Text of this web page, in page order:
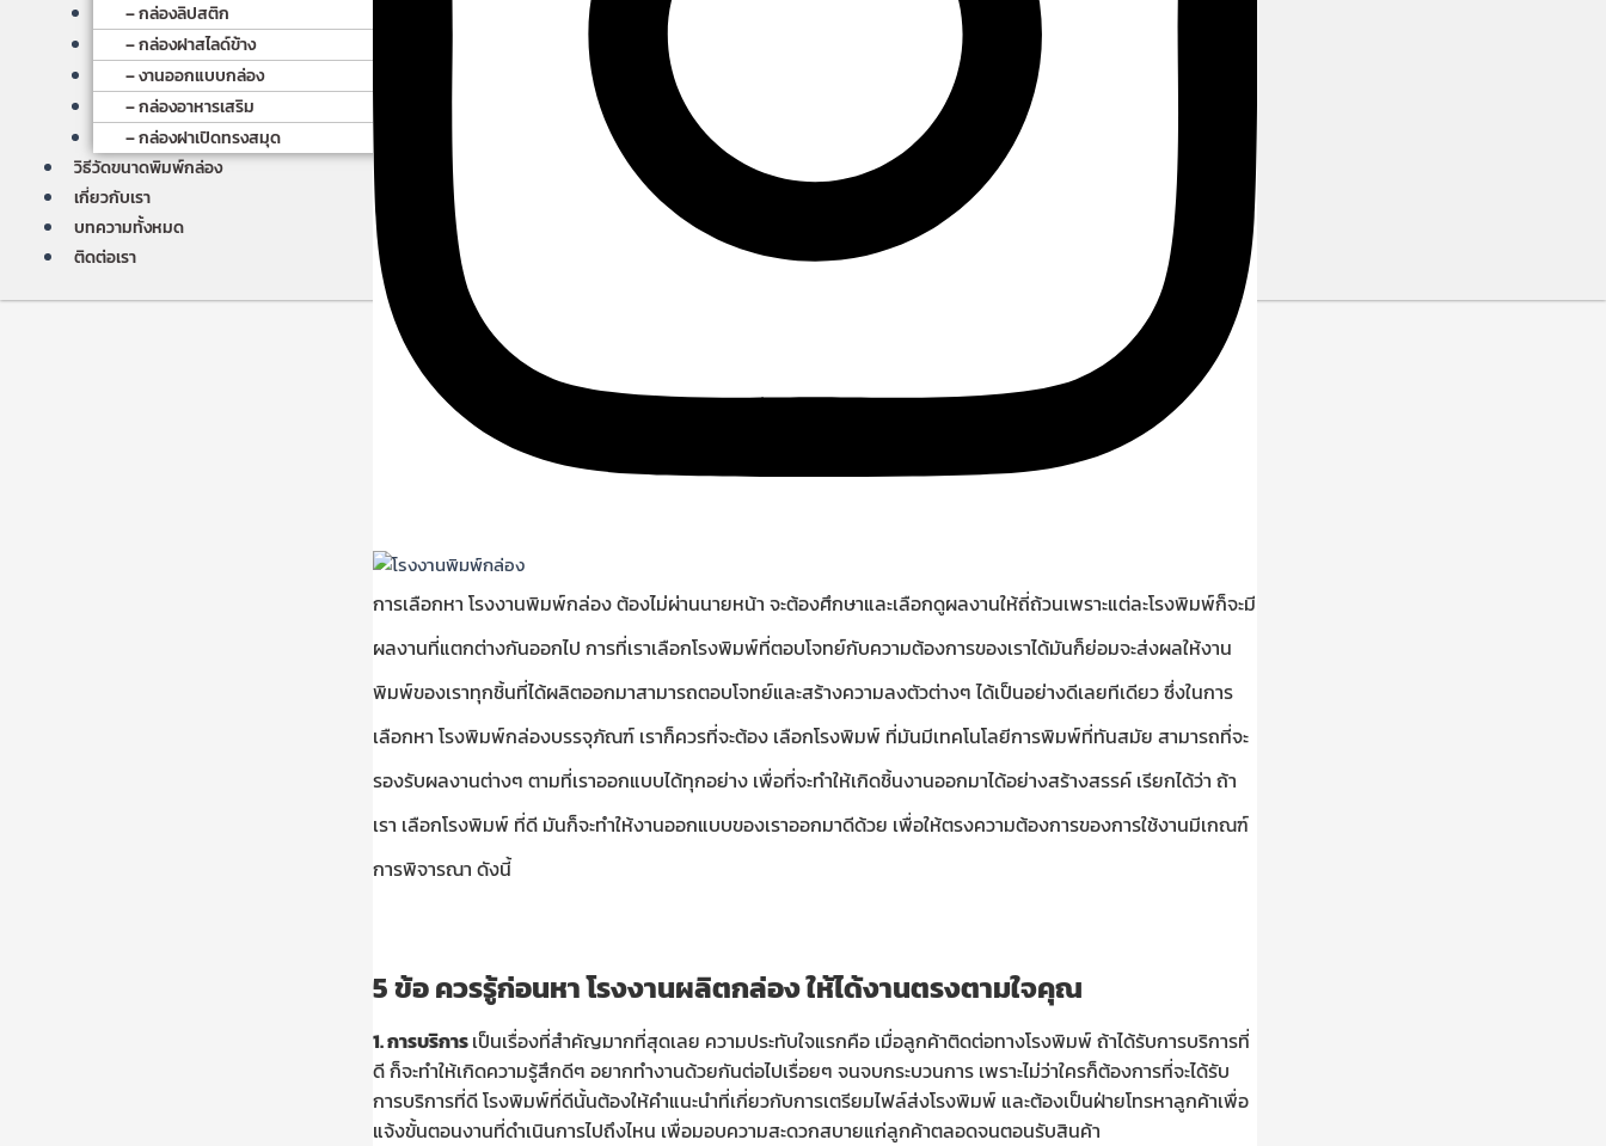
– กล่องลิปสติก
– กล่องฝาสไลด์ข้าง
– งานออกแบบกล่อง
– กล่องอาหารเสริม
– กล่องฝาเปิดทรงสมุด
วิธีวัดขนาดพิมพ์กล่อง
เกี่ยวกับเรา
บทความทั้งหมด
ติดต่อเรา
การเลือกหา โรงงานพิมพ์กล่อง ต้องไม่ผ่านนายหน้า จะต้องศึกษาและเลือกดูผลงานให้ถี่ถ้วนเพราะแต่ละโรงพิมพ์ก็จะมี
ผลงานที่แตกต่างกันออกไป การที่เราเลือกโรงพิมพ์ที่ตอบโจทย์กับความต้องการของเราได้มันก็ย่อมจะส่งผลให้งาน
พิมพ์ของเราทุกชิ้นที่ได้ผลิตออกมาสามารถตอบโจทย์และสร้างความลงตัวต่างๆ ได้เป็นอย่างดีเลยทีเดียว ซึ่งในการ
เลือกหา โรงพิมพ์กล่องบรรจุภัณฑ์ เราก็ควรที่จะต้อง เลือกโรงพิมพ์ ที่มันมีเทคโนโลยีการพิมพ์ที่ทันสมัย สามารถที่จะ
รองรับผลงานต่างๆ ตามที่เราออกแบบได้ทุกอย่าง เพื่อที่จะทำให้เกิดชิ้นงานออกมาได้อย่างสร้างสรรค์ เรียกได้ว่า ถ้า
เรา เลือกโรงพิมพ์ ที่ดี มันก็จะทำให้งานออกแบบของเราออกมาดีด้วย เพื่อให้ตรงความต้องการของการใช้งานมีเกณฑ์
การพิจารณา ดังนี้
5 ข้อ ควรรู้ก่อนหา โรงงานผลิตกล่อง ให้ได้งานตรงตามใจคุณ
1.การบริการเป็นเรื่องที่สำคัญมากที่สุดเลย ความประทับใจแรกคือ เมื่อลูกค้าติดต่อทางโรงพิมพ์ ถ้าได้รับการบริการที่
ดี ก็จะทำให้เกิดความรู้สึกดีๆ อยากทำงานด้วยกันต่อไปเรื่อยๆ จนจบกระบวนการ เพราะไม่ว่าใครก็ต้องการที่จะได้รับ
การบริการที่ดี โรงพิมพ์ที่ดีนั้นต้องให้คำแนะนำที่เกี่ยวกับการเตรียมไฟล์ส่งโรงพิมพ์ และต้องเป็นฝ่ายโทรหาลูกค้าเพื่อ
แจ้งขั้นตอนงานที่ดำเนินการไปถึงไหน เพื่อมอบความสะดวกสบายแก่ลูกค้าตลอดจนตอนรับสินค้า